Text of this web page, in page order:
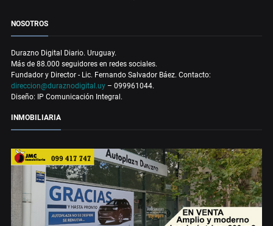
NOSOTROS
Durazno Digital Diario. Uruguay.
Más de 88.000 seguidores en redes sociales.
Fundador y Director - Lic. Fernando Salvador Báez. Contacto:
direccion@duraznodigital.uy – 099961044.
Diseño: IP Comunicación Integral.
INMOBILIARIA